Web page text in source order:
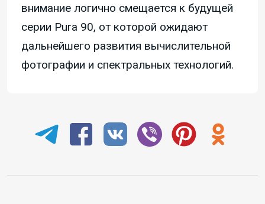
внимание логично смещается к будущей
серии Pura 90, от которой ожидают
дальнейшего развития вычислительной
фотографии и спектральных технологий.